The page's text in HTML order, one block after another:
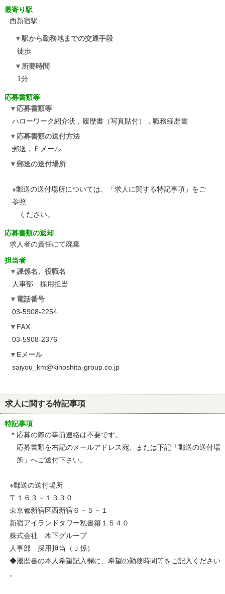
最寄り駅
西新宿駅
駅から勤務地までの交通手段
徒歩
所要時間
1分
応募書類等
応募書類等
ハローワーク紹介状，履歴書（写真貼付），職務経歴書
応募書類の送付方法
郵送，Ｅメール
郵送の送付場所
※郵送の送付場所については、「求人に関する特記事項」をご
参照
ください。
応募書類の返却
求人者の責任にて廃棄
担当者
課係名、役職名
人事部 採用担当
電話番号
03-5908-2254
FAX
03-5908-2376
Eメール
saiyou_km@kinoshita-group.co.jp
求人に関する特記事項
特記事項
＊応募の際の事前連絡は不要です。
応募書類を右記のメールアドレス宛、または下記「郵送の送付場
所」へご送付下さい。
※郵送の送付場所
〒１６３－１３３０
東京都新宿区西新宿６－５－１
新宿アイランドタワー私書箱１５４０
株式会社 木下グループ
人事部 採用担当（Ｊ係）
◆履歴書の本人希望記入欄に、希望の勤務時間等をご記入ください
。